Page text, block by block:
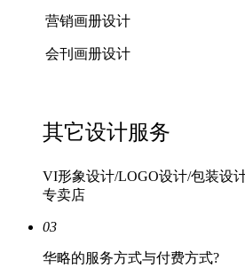
营销画册设计
会刊画册设计
其它设计服务
VI形象设计/LOGO设计/包装设
专卖店
03
华略的服务方式与付费方式?